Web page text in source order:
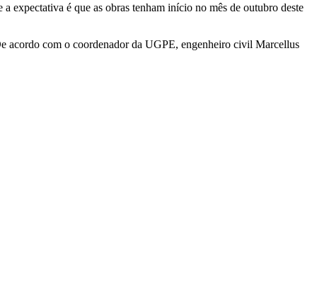
expectativa é que as obras tenham início no mês de outubro deste
acordo com o coordenador da UGPE, engenheiro civil Marcellus